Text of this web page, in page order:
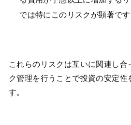
では特にこのリスクが顕著です
これらのリスクは互いに関連し合
ク管理を行うことで投資の安定
す。